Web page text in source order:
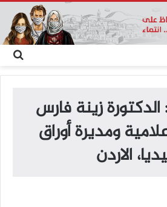
عن
الدكتورة زينة فارس
ومديرة أوراق
الاردن